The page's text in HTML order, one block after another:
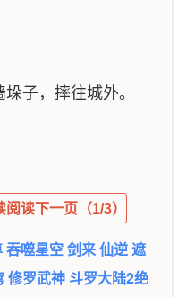
子，摔往城外。
读下一页（1/3）
吞噬星空剑来仙逆遮
修罗武神 斗罗大陆2绝